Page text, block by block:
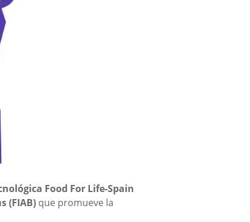
Food For Life-Spain
(FIAB) que promueve la